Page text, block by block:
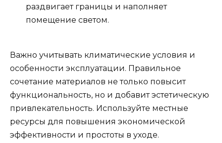
раздвигает границы и наполняет
помещение светом.
Важно учитывать климатические условия и
особенности эксплуатации. Правильное
сочетание материалов не только повысит
функциональность, но и добавит эстетическую
привлекательность. Используйте местные
ресурсы для повышения экономической
эффективности и простоты в уходе.